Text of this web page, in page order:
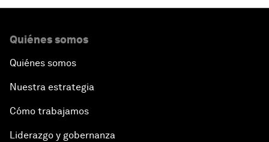
Quiénes somos
Quiénes somos
Nuestra estrategia
Cómo trabajamos
Liderazgo y gobernanza